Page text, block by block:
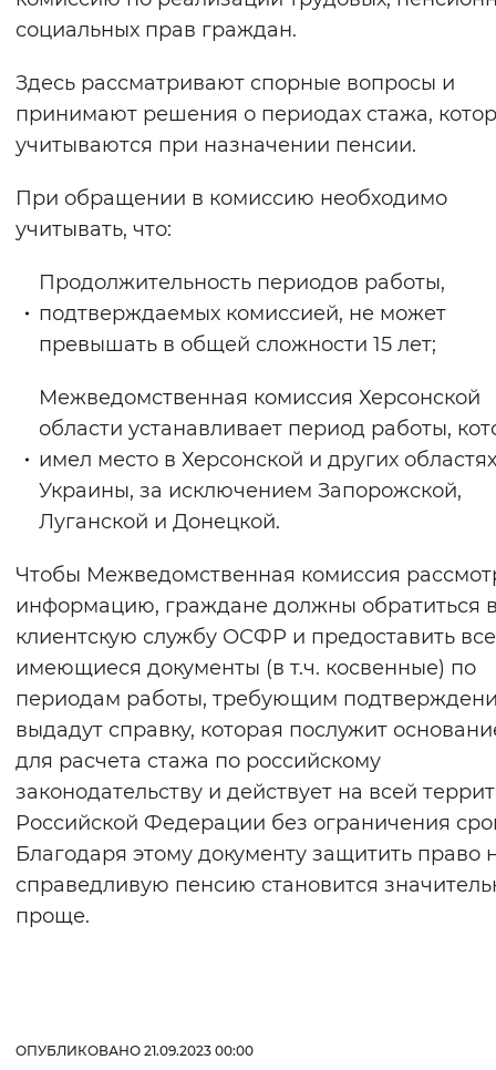
социальных прав граждан.
Здесь рассматривают спорные вопросы и
принимают решения о периодах стажа,
учитываются при назначении пенсии.
При обращении в комиссию необходимо
учитывать, что:
Продолжительность периодов работы,
подтверждаемых комиссией, не может
превышать в общей сложности 15 лет;
Межведомственная комиссия Херсонской
области устанавливает период работы,
имел место в Херсонской и других областях
Украины, за исключением Запорожской,
Луганской и Донецкой.
Чтобы Межведомственная комиссия
информацию, граждане должны обратиться
клиентскую службу ОСФР и предоставить все
имеющиеся документы (в т.ч. косвенные) по
периодам работы, требующим
выдадут справку, которая послужит
для расчета стажа по российскому
законодательству и действует на всей
Российской Федерации без ограничения
Благодаря этому документу защитить право
справедливую пенсию становится
проще.
ОПУБЛИКОВАНО 21.09.2023 00:00